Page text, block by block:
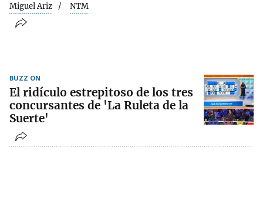
Miguel Ariz NTM
BUZZ ON
El ridículo estrepitoso de los tres
concursantes de 'La Ruleta de la
Suerte'